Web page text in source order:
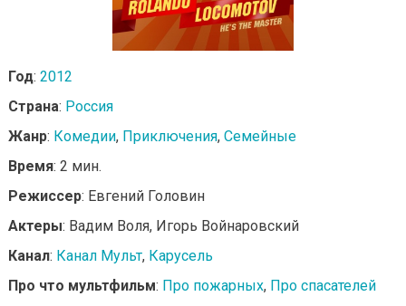
Год: 2012
Страна: Россия
Жанр: Комедии, Приключения, Семейные
Время: 2 мин.
Режиссер: Евгений Головин
Актеры: Вадим Воля, Игорь Войнаровский
Канал: Канал Мульт, Карусель
Про что мультфильм: Про пожарных, Про спасателей